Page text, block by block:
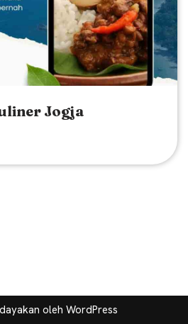
Jogja
oleh WordPress